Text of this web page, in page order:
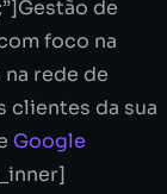
de
foco na
rede de
clientes da sua
Google